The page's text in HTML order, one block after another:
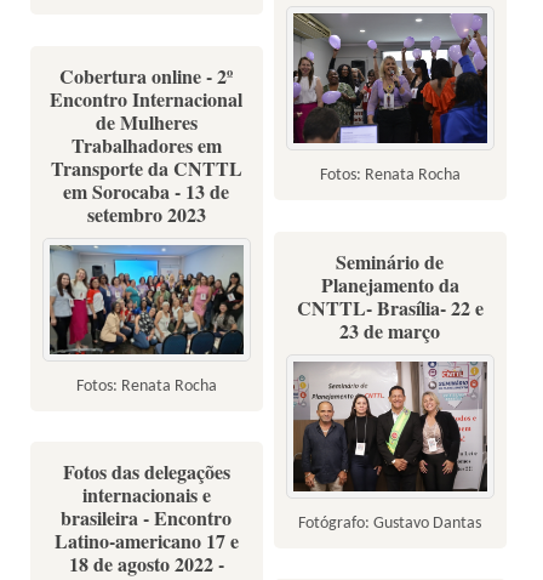
Fotos: Renata Rocha
Cobertura online - 2º
Encontro Internacional
de Mulheres
Trabalhadores em
Transporte da CNTTL
em Sorocaba - 13 de
setembro 2023
Fotos: Renata Rocha
Seminário de
Planejamento da
CNTTL- Brasília- 22 e
23 de março
Fotógrafo: Gustavo Dantas
Fotos das delegações
internacionais e
brasileira - Encontro
Latino-americano 17 e
18 de agosto 2022 -